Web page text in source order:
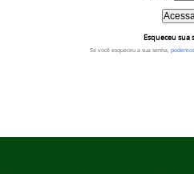
Esqueceu sua
Se você esqueceu a sua senha,